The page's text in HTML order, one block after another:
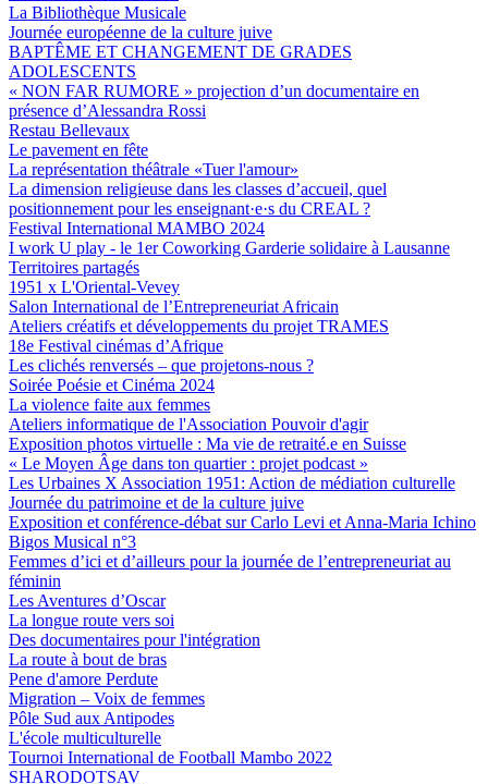
La Bibliothèque Musicale
Journée européenne de la culture juive
BAPTÊME ET CHANGEMENT DE GRADES
ADOLESCENTS
« NON FAR RUMORE » projection d’un documentaire en
présence d’Alessandra Rossi
Restau Bellevaux
Le pavement en fête
La représentation théâtrale «Tuer l'amour»
La dimension religieuse dans les classes d’accueil, quel
positionnement pour les enseignant·e·s du CREAL ?
Festival International MAMBO 2024
I work U play - le 1er Coworking Garderie solidaire à Lausanne
Territoires partagés
1951 x L'Oriental-Vevey
Salon International de l’Entrepreneuriat Africain
Ateliers créatifs et développements du projet TRAMES
18e Festival cinémas d’Afrique
Les clichés renversés – que projetons-nous ?
Soirée Poésie et Cinéma 2024
La violence faite aux femmes
Ateliers informatique de l'Association Pouvoir d'agir
Exposition photos virtuelle : Ma vie de retraité.e en Suisse
« Le Moyen Âge dans ton quartier : projet podcast »
Les Urbaines X Association 1951: Action de médiation culturelle
Journée du patrimoine et de la culture juive
Exposition et conférence-débat sur Carlo Levi et Anna-Maria Ichino
Bigos Musical n°3
Femmes d’ici et d’ailleurs pour la journée de l’entrepreneuriat au
féminin
Les Aventures d’Oscar
La longue route vers soi
Des documentaires pour l'intégration
La route à bout de bras
Pene d'amore Perdute
Migration – Voix de femmes
Pôle Sud aux Antipodes
L'école multiculturelle
Tournoi International de Football Mambo 2022
SHARODOTSAV